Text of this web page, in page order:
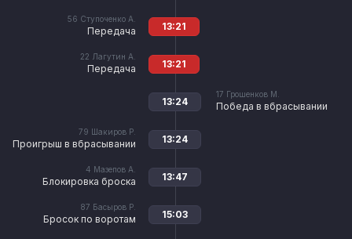
56 Ступоченко А.
Передача 13:21
22 Лагутин А.
Передача 13:21
17 Грошенков М.
Победа в вбрасывании
13:24
79 Шакиров Р.
Проигрыш в вбрасывании 13:24
4 Мазепов А.
Блокировка броска 13:47
87 Басыров Р.
Бросок по воротам 15:03